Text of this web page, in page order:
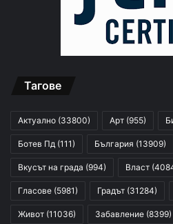
Тагове
Актуално (33800) Арт (955)
Ботев Пд (111) България (13909)
Вкусът на града (994) Власт
Гласове (5981) Градът (31284)
Живот (11036) Забавление (8399)